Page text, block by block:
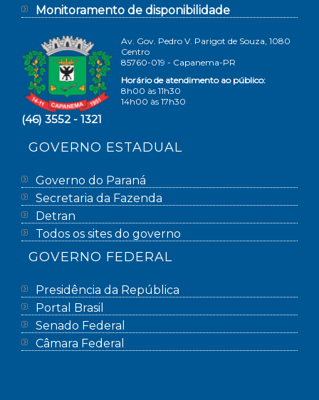
Monitoramento de disponibilidade
Av. Gov. Pedro V. Parigot de Souza, 1080
Centro
85760-019 - Capanema-PR
Horário de atendimento ao público:
8h00 às 11h30
14h00 às 17h30
(46) 3552 - 1321
GOVERNO ESTADUAL
Governo do Paraná
Secretaria da Fazenda
Detran
Todos os sites do governo
GOVERNO FEDERAL
Presidência da República
Portal Brasil
Senado Federal
Câmara Federal